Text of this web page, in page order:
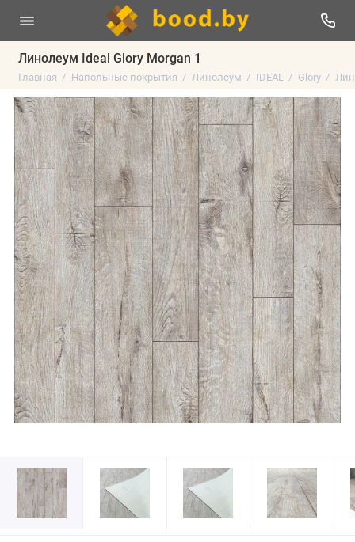
Линолеум Ideal Glory Morgan 1
Главная Напольные покрытия Линолеум IDEAL Glory